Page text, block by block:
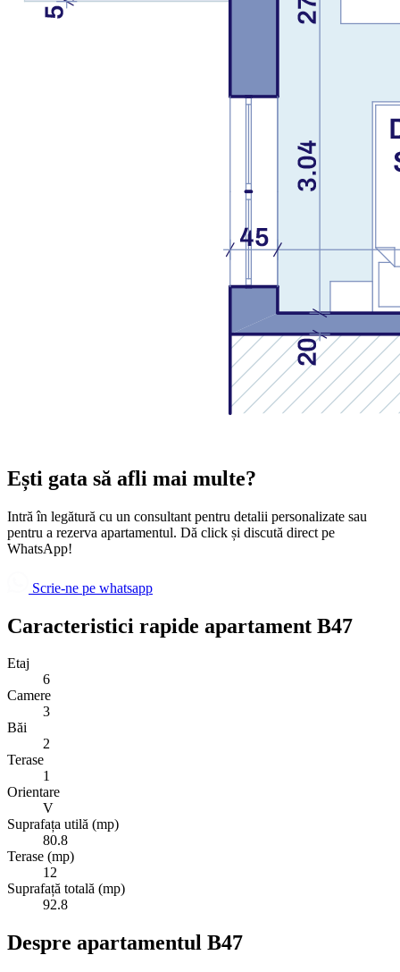
Ești gata să afli mai multe?
Intră în legătură cu un consultant pentru detalii personalizate sau
pentru a rezerva apartamentul. Dă click și discută direct pe
WhatsApp!
Scrie-ne pe whatsapp
Caracteristici rapide apartament B47
Etaj
6
Camere
3
Băi
2
Terase
1
Orientare
V
Suprafața utilă (mp)
80.8
Terase (mp)
12
Suprafață totală (mp)
92.8
Despre apartamentul B47